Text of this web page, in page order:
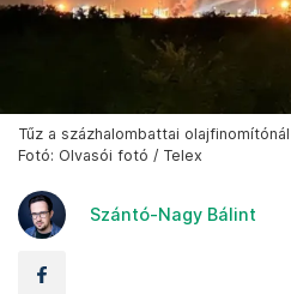
Tűz a százhalombattai
Fotó: Olvasói fotó / Telex
Szántó-Nagy Bálint